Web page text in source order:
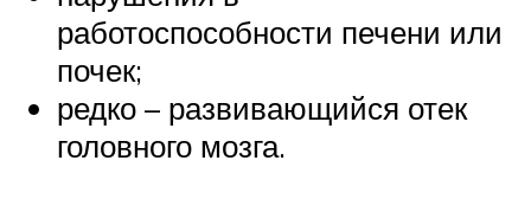
работоспособности печени или
почек;
редко – развивающийся отек
головного мозга.